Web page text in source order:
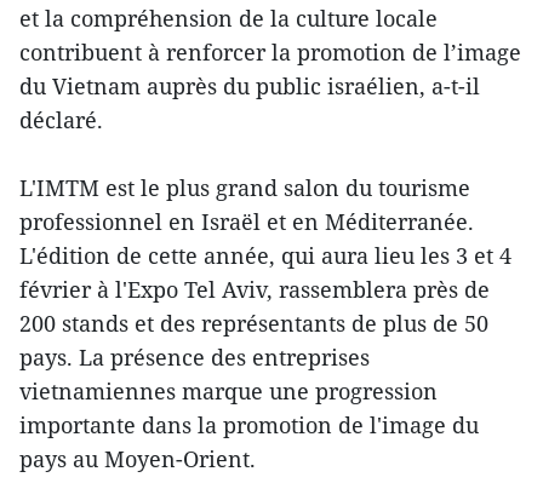
et la compréhension de la culture locale
contribuent à renforcer la promotion de l’image
du Vietnam auprès du public israélien, a-t-il
déclaré.
L'IMTM est le plus grand salon du tourisme
professionnel en Israël et en Méditerranée.
L'édition de cette année, qui aura lieu les 3 et 4
février à l'Expo Tel Aviv, rassemblera près de
200 stands et des représentants de plus de 50
pays. La présence des entreprises
vietnamiennes marque une progression
importante dans la promotion de l'image du
pays au Moyen-Orient.